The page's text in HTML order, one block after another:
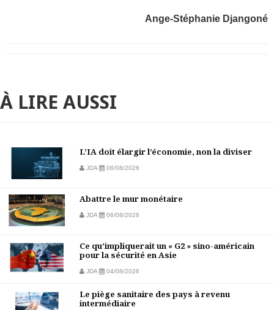
Ange-Stéphanie Djangoné
À LIRE AUSSI
L’IA doit élargir l’économie, non la diviser
JDA 06/08/2026
Abattre le mur monétaire
JDA 06/08/2026
Ce qu’impliquerait un « G2 » sino-américain
pour la sécurité en Asie
JDA 04/08/2026
Le piège sanitaire des pays à revenu
intermédiaire